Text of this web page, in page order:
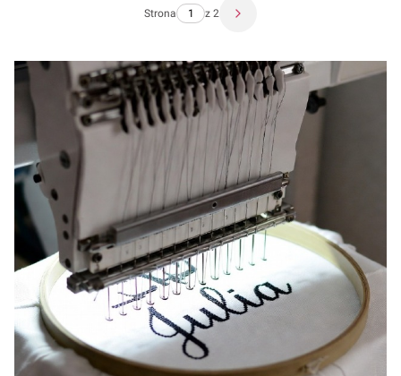
Strona z 2 Następne produkty